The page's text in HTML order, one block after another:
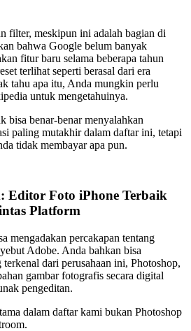
filter, meskipun ini adalah bagian di
bahwa Google belum banyak
fitur baru selama beberapa tahun
terlihat seperti berasal dari era
tahu apa itu, Anda mungkin perlu
untuk mengetahuinya.
bisa benar-benar menyalahkan
paling mutakhir dalam daftar ini, tetapi
tidak membayar apa pun.
Editor Foto iPhone Terbaik
Platform
mengadakan percakapan tentang
Adobe. Anda bahkan bisa
dari perusahaan ini, Photoshop,
gambar fotografis secara digital
pengeditan.
dalam daftar kami bukan Photoshop